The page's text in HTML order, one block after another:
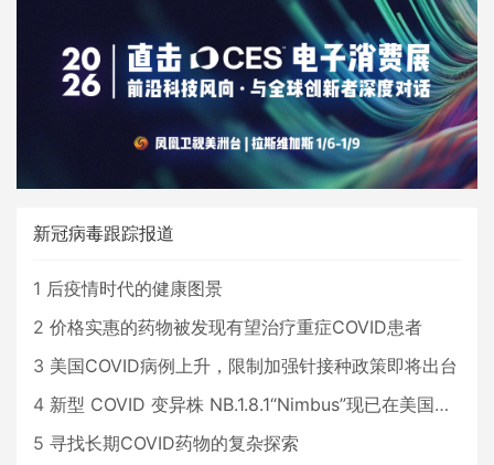
新冠病毒跟踪报道
1 后疫情时代的健康图景
2 价格实惠的药物被发现有望治疗重症COVID患者
3 美国COVID病例上升，限制加强针接种政策即将出台
4 新型 COVID 变异株 NB.1.8.1“Nimbus”现已在美国占据主导地位
5 寻找长期COVID药物的复杂探索